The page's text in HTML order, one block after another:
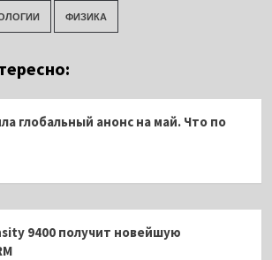
ФИЗИКА
глобальный анонс на май. Что по
9400 получит новейшую